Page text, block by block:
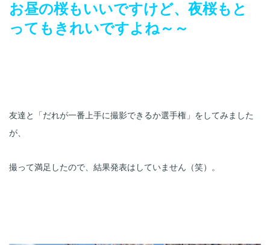
お昼の桜もいいですけど、夜桜もと
ってもきれいですよね～～
友達と「だれが一番上手に撮影できるか選手権」をしてみました
が、
撮って満足したので、結果発表はしていません（笑）。